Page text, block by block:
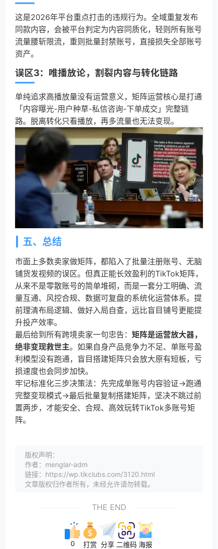
这是2026年平台重点打击的违规行为。全域重复发布
同款内容，会被平台判定为内容同质化，轻则所有账号
流量腰斩限流，重则批量封禁账号，直接损失全部账号
资产。
误区3：唯播放论，割裂内容与转化链路
单纯追求高播放量没有运营意义，矩阵运营核心是打通
「内容曝光-用户种草-私信咨询-下单成交」完整链
路。脱离转化只看播放，再多流量也无法变现。
五、总结
市面上多数卖家做矩阵，都陷入了批量注册账号、无脑
铺货发视频的误区。但真正能长效盈利的TikTok矩阵，
从来不是零散账号的简单堆砌，而是一套分工明确、流
量互通、风控合规、数据可复盘的系统化运营体系。提
前理清布局逻辑、做好入局自查，远比盲目铺号更能提
升投产效率。
最后给到所有跨境卖家一句忠告： 矩阵是运营放大器，
绝非变现救世主。如果自身产品竞争力不足、单账号盈
利模型没有跑通，盲目搭建矩阵只会放大原有短板，亏
损速度也会同步加快。
牢记标准化三步决策法：先完成单账号内容验证→跑通
完整变现模式→最后批量复制搭建矩阵，坚决不跳过前
置两步，才能安全、合规、高效玩转TikTok多账号矩
阵。
版权声明：
作者：menglar-adm
链接：https://wp.tikclubs.com/3120.html
文章版权归作者所有，未经允许请勿转载。
THE END
0 打赏 分享 二维码 海报